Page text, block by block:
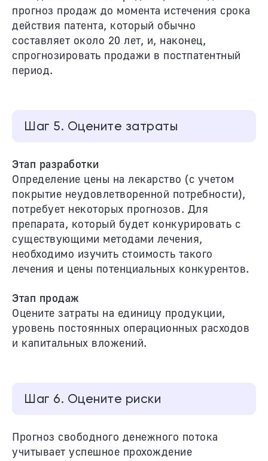
прогноз продаж до момента истечения срока
действия патента, который обычно
составляет около 20 лет, и, наконец,
спрогнозировать продажи в постпатентный
период.
Шаг 5. Оцените затраты
Этап разработки
Определение цены на лекарство (с учетом
покрытие неудовлетворенной потребности),
потребует некоторых прогнозов. Для
препарата, который будет конкурировать с
существующими методами лечения,
необходимо изучить стоимость такого
лечения и цены потенциальных конкурентов.
Этап продаж
Оцените затраты на единицу продукции,
уровень постоянных операционных расходов
и капитальных вложений.
Шаг 6. Оцените риски
Прогноз свободного денежного потока
учитывает успешное прохождение